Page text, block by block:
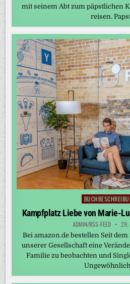
mit seinem Abt zum päpstlichen
reisen.
Posted
Kampfplatz Liebe von Marie-
ADMIN/RSS-FEED 29.
Bei amazon.de bestellen Seit
unserer Gesellschaft eine
Familie zu beobachten und